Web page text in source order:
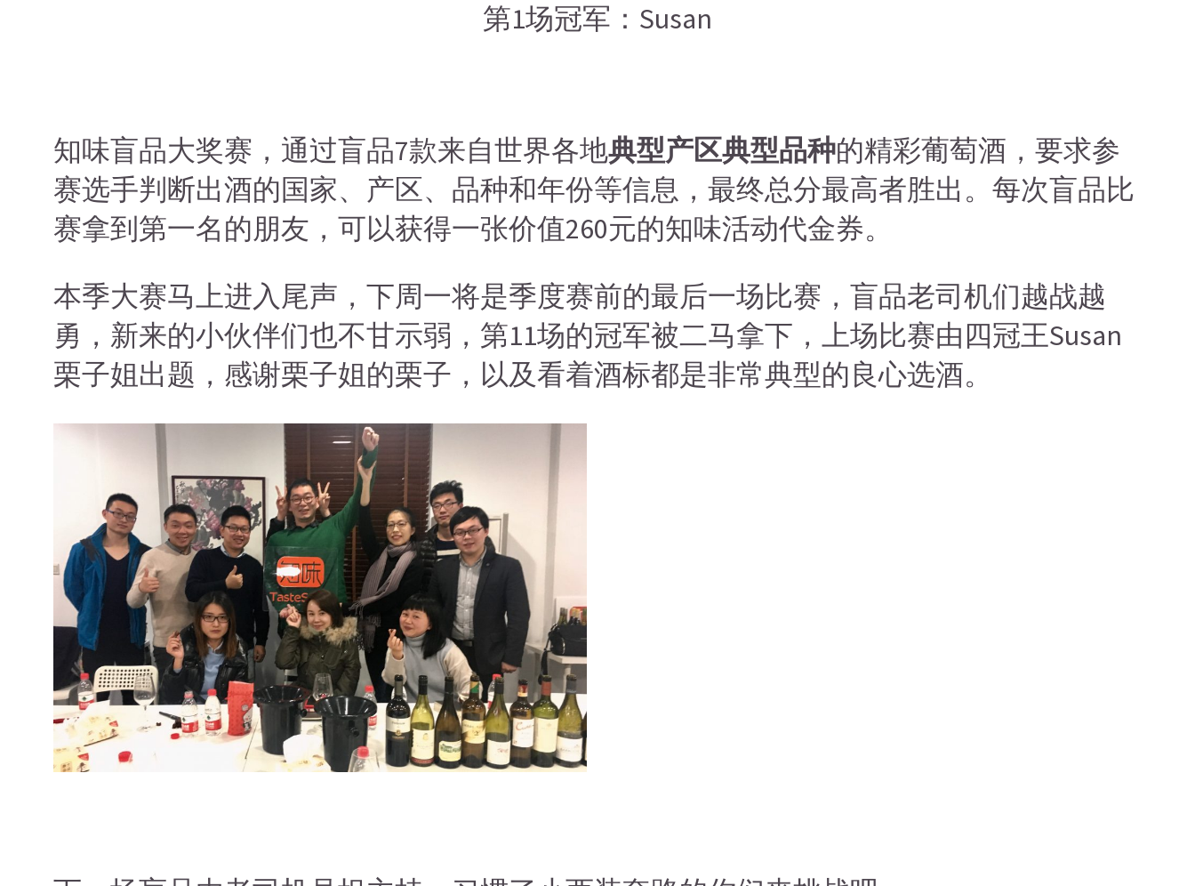
第1场冠军：Susan
知味盲品大奖赛，通过盲品7款来自世界各地典型产区典型品种的精彩葡萄酒，要求参
赛选手判断出酒的国家、产区、品种和年份等信息，最终总分最高者胜出。每次盲品比
赛拿到第一名的朋友，可以获得一张价值260元的知味活动代金券。
本季大赛马上进入尾声，下周一将是季度赛前的最后一场比赛，盲品老司机们越战越
勇，新来的小伙伴们也不甘示弱，第11场的冠军被二马拿下，上场比赛由四冠王Susan
栗子姐出题，感谢栗子姐的栗子，以及看着酒标都是非常典型的良心选酒。